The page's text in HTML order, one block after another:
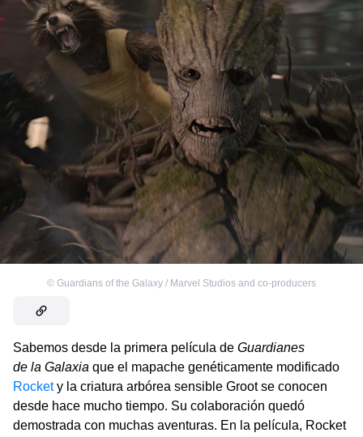
© Guardians of the Galaxy / Marvel Studios and co-producers
Sabemos desde la primera película de Guardianes
de la Galaxia que el mapache genéticamente modificado
Rockety la criatura arbórea sensible Groot se conocen
desde hace mucho tiempo. Su colaboración quedó
demostrada con muchas aventuras. En la película, Rocket